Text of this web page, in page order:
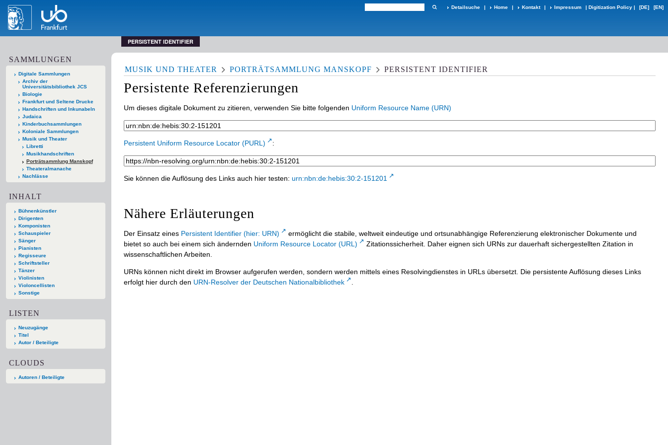
Detailsuche | Home | Kontakt | Impressum | Digitization Policy | [DE] [EN]
PERSISTENT IDENTIFIER
SAMMLUNGEN
Digitale Sammlungen
Archiv der
Universitätsbibliothek JCS
Biologie
Frankfurt und Seltene Drucke
Handschriften und Inkunabeln
Judaica
Kinderbuchsammlungen
Koloniale Sammlungen
Musik und Theater
Libretti
Musikhandschriften
Porträtsammlung Manskopf
Theateralmanache
Nachlässe
INHALT
Bühnenkünstler
Dirigenten
Komponisten
Schauspieler
Sänger
Pianisten
Regisseure
Schriftsteller
Tänzer
Violinisten
Violoncellisten
Sonstige
LISTEN
Neuzugänge
Titel
Autor / Beteiligte
CLOUDS
Autoren / Beteiligte
MUSIK UND THEATER PORTRÄTSAMMLUNG MANSKOPF PERSISTENT IDENTIFIER
Persistente Referenzierungen
Um dieses digitale Dokument zu zitieren, verwenden Sie bitte folgenden Uniform Resource Name (URN)
Persistent Uniform Resource Locator (PURL) :
Sie können die Auflösung des Links auch hier testen: urn:nbn:de:hebis:30:2-151201
Nähere Erläuterungen
Der Einsatz eines Persistent Identifier (hier: URN)
ermöglicht die stabile, weltweit eindeutige und ortsunabhängige Referenzierung elektronischer Dokumente und
bietet so auch bei einem sich ändernden Uniform Resource Locator (URL)
Zitationssicherheit. Daher eignen sich URNs zur dauerhaft sichergestellten Zitation in
wissenschaftlichen Arbeiten.
URNs können nicht direkt im Browser aufgerufen werden, sondern werden mittels eines Resolvingdienstes in URLs übersetzt. Die persistente Auflösung dieses Links
erfolgt hier durch den URN-Resolver der Deutschen Nationalbibliothek